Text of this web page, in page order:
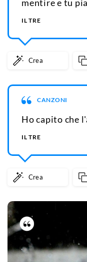
mentire e tu
IL TRE
Crea
CANZONI
Ho capito che
IL TRE
Crea